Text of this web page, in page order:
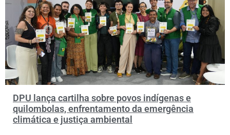
DPU lança cartilha sobre povos indígenas e
quilombolas, enfrentamento da emergência
climática e justiça ambiental